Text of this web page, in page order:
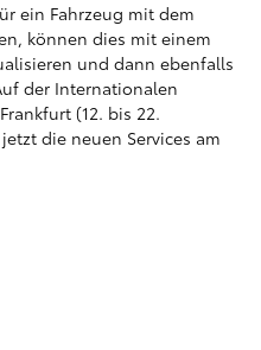
ein Fahrzeug mit dem
können dies mit einem
und dann ebenfalls
der Internationalen
(12. bis 22.
die neuen Services am